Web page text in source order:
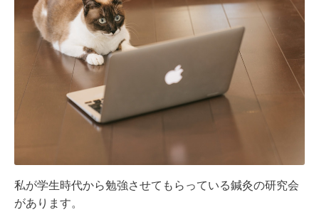
私が学生時代から勉強させてもらっている鍼灸の研究会
があります。